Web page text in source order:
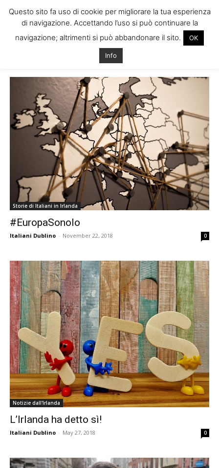
Tag: politica irlanda
Storie di Italiani in Irlanda
#EuropaSonoIo
Italiani Dublino - November 22, 2018 0
Notizie dall'Irlanda
L’Irlanda ha detto sì!
Italiani Dublino - May 27, 2018 0
Questo sito fa uso di cookie per migliorare la tua esperienza
di navigazione. Accettando l’uso si può continuare la
navigazione; altrimenti si può abbandonare il sito.
OK
Info